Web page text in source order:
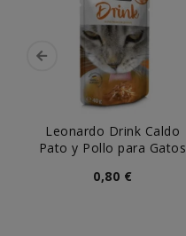
Leonardo Drink Caldo
Pato y Pollo para Gatos
0,80 €